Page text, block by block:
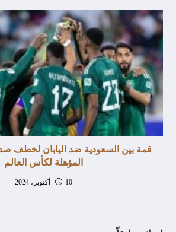
قمة بين السعودية ضد اليابان لخطف
المؤهلة لكأس العالم
10 أكتوبر، 2024